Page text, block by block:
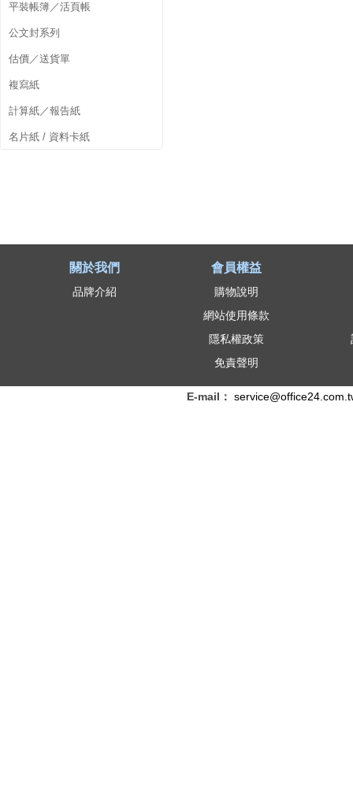
平裝帳簿／活頁帳
公文封系列
估價／送貨單
複寫紙
計算紙／報告紙
名片紙 / 資料卡紙
關於我們
品牌介紹
會員權益
購物說明
網站使用條款
隱私權政策
免責聲明
E-mail：